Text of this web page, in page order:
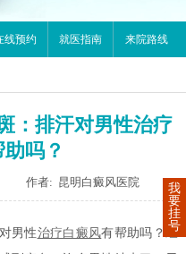
线预约 就医指南 来院路线
：排汗对男性治疗
吗？
作者: 昆明白癜风医院
男性治疗白癜风有帮助吗？经
我
要
挂
号